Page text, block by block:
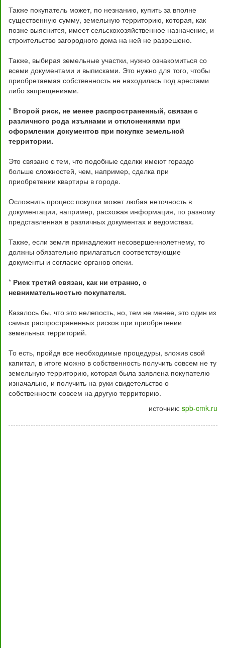
Также покупатель может, по незнанию, купить за вполне
существенную сумму, земельную территорию, которая, как
позже выяснится, имеет сельскохозяйственное назначение, и
строительство загородного дома на ней не разрешено.
Также, выбирая земельные участки, нужно ознакомиться со
всеми документами и выписками. Это нужно для того, чтобы
приобретаемая собственность не находилась под арестами
либо запрещениями.
* Второй риск, не менее распространенный, связан с
различного рода изъянами и отклонениями при
оформлении документов при покупке земельной
территории.
Это связано с тем, что подобные сделки имеют гораздо
больше сложностей, чем, например, сделка при
приобретении квартиры в городе.
Осложнить процесс покупки может любая неточность в
документации, например, расхожая информация, по разному
представленная в различных документах и ведомствах.
Также, если земля принадлежит несовершеннолетнему, то
должны обязательно прилагаться соответствующие
документы и согласие органов опеки.
* Риск третий связан, как ни странно, с
невнимательностью покупателя.
Казалось бы, что это нелепость, но, тем не менее, это один из
самых распространенных рисков при приобретении
земельных территорий.
То есть, пройдя все необходимые процедуры, вложив свой
капитал, в итоге можно в собственность получить совсем не ту
земельную территорию, которая была заявлена покупателю
изначально, и получить на руки свидетельство о
собственности совсем на другую территорию.
источник: spb-cmk.ru